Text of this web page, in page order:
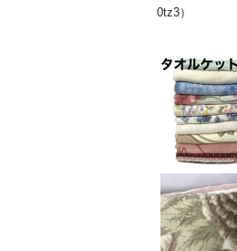
0tz3）